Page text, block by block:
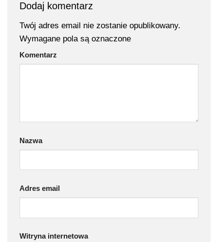
Dodaj komentarz
Twój adres email nie zostanie opublikowany.
Wymagane pola są oznaczone
Komentarz
Nazwa
Adres email
Witryna internetowa